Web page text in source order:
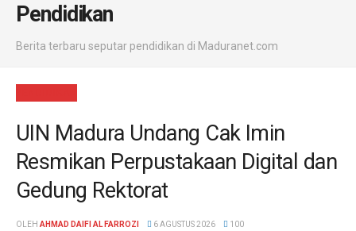
Pendidikan
Berita terbaru seputar pendidikan di Maduranet.com
UIN Madura Undang Cak Imin
Resmikan Perpustakaan Digital dan
Gedung Rektorat
OLEH AHMAD DAIFI AL FARROZI 6 AGUSTUS 2026 100